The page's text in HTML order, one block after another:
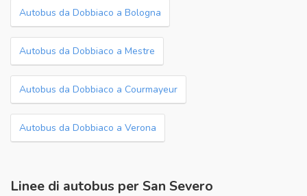
Autobus da Dobbiaco a Bologna
Autobus da Dobbiaco a Mestre
Autobus da Dobbiaco a Courmayeur
Autobus da Dobbiaco a Verona
Linee di autobus per San Severo